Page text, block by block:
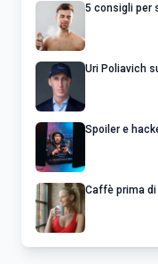
5 consigli per
Uri Poliavich
Spoiler e
Caffè prima